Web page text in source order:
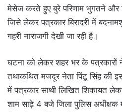
मेसेज करते हुए बुरे परिणाम भुगतने और
जिसे लेकर पत्रकार बिरादरी में
गहरी नाराजगी देखी जा रही है।
घटना को लेकर शहर भर के पत्रकारों
तथाकथित मजदूर नेता पिंटू सिंह की
में पत्रकार साथी लिखित शिकायत
शाम साढ़े 4 बजे जिला पुलिस अधीक्षक